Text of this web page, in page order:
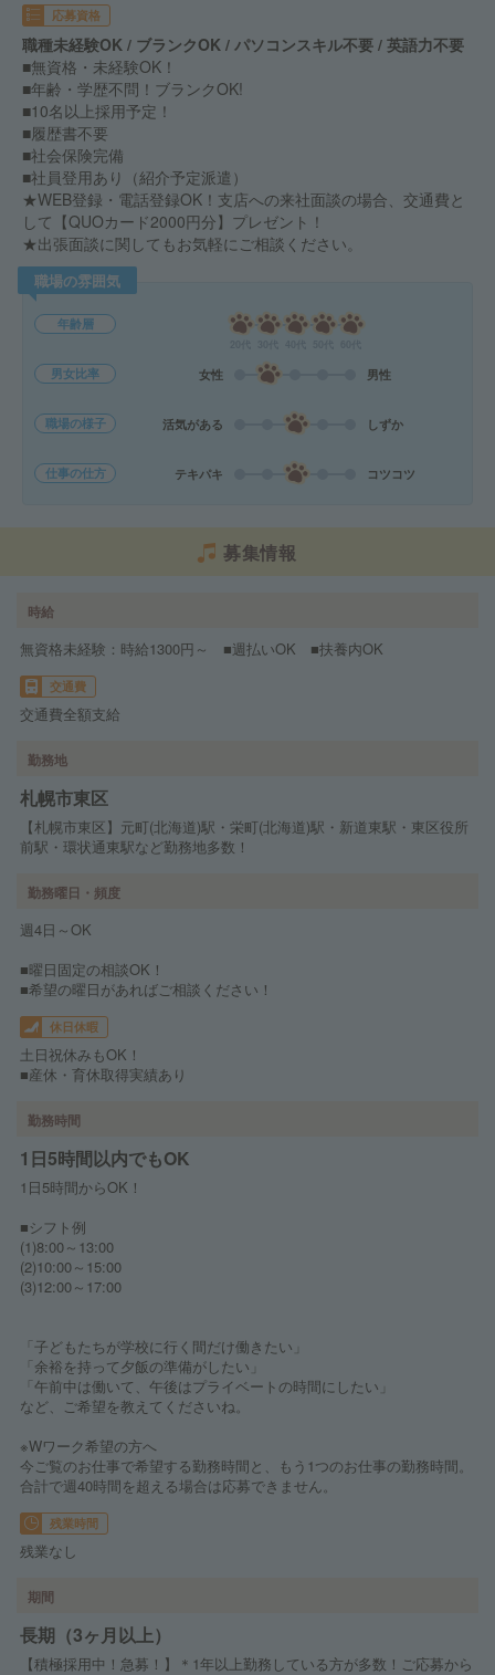
応募資格
職種未経験OK / ブランクOK / パソコンスキル不要 / 英語力不要
■無資格・未経験OK！
■年齢・学歴不問！ブランクOK!
■10名以上採用予定！
■履歴書不要
■社会保険完備
■社員登用あり（紹介予定派遣）
★WEB登録・電話登録OK！支店への来社面談の場合、交通費と
して【QUOカード2000円分】プレゼント！
★出張面談に関してもお気軽にご相談ください。
職場の雰囲気
年齢層
男女比率 女性 男性
職場の様子 活気がある しずか
仕事の仕方 テキパキ コツコツ
募集情報
時給
無資格未経験：時給1300円～ ■週払いOK ■扶養内OK
交通費
交通費全額支給
勤務地
札幌市東区
【札幌市東区】元町(北海道)駅・栄町(北海道)駅・新道東駅・東区役所
前駅・環状通東駅など勤務地多数！
勤務曜日・頻度
週4日～OK
■曜日固定の相談OK！
■希望の曜日があればご相談ください！
休日休暇
土日祝休みもOK！
■産休・育休取得実績あり
勤務時間
1日5時間以内でもOK
1日5時間からOK！
■シフト例
(1)8:00～13:00
(2)10:00～15:00
(3)12:00～17:00
「子どもたちが学校に行く間だけ働きたい」
「余裕を持って夕飯の準備がしたい」
「午前中は働いて、午後はプライベートの時間にしたい」
など、ご希望を教えてくださいね。
※Wワーク希望の方へ
今ご覧のお仕事で希望する勤務時間と、もう1つのお仕事の勤務時間。
合計で週40時間を超える場合は応募できません。
残業時間
残業なし
期間
長期（3ヶ月以上）
【積極採用中！急募！】＊1年以上勤務している方が多数！ご応募から